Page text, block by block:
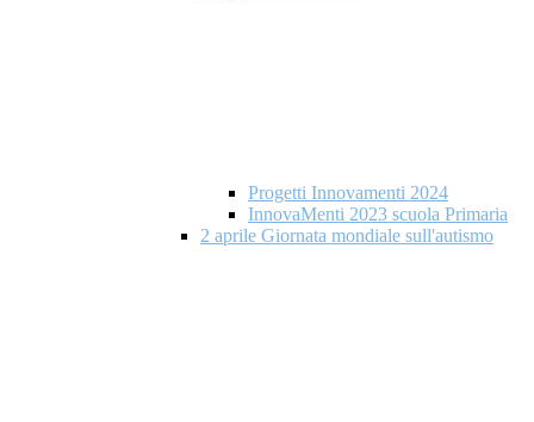
Progetti Innovamenti 2024
InnovaMenti 2023 scuola Primaria
2 aprile Giornata mondiale​ sull'autismo